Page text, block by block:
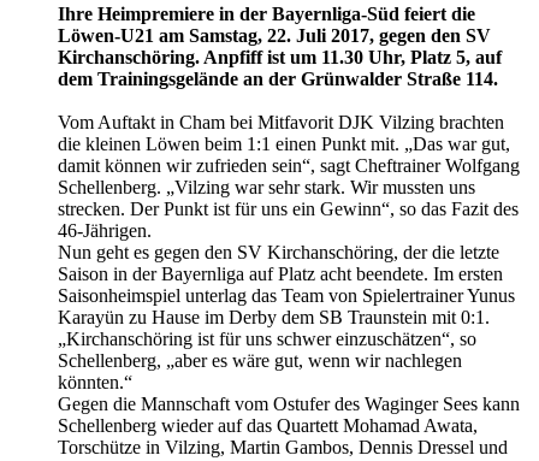
Ihre Heimpremiere in der Bayernliga-Süd feiert die
Löwen-U21 am Samstag, 22. Juli 2017, gegen den SV
Kirchanschöring. Anpfiff ist um 11.30 Uhr, Platz 5, auf
dem Trainingsgelände an der Grünwalder Straße 114.
Vom Auftakt in Cham bei Mitfavorit DJK Vilzing brachten
die kleinen Löwen beim 1:1 einen Punkt mit. „Das war gut,
damit können wir zufrieden sein“, sagt Cheftrainer Wolfgang
Schellenberg. „Vilzing war sehr stark. Wir mussten uns
strecken. Der Punkt ist für uns ein Gewinn“, so das Fazit des
46-Jährigen.
Nun geht es gegen den SV Kirchanschöring, der die letzte
Saison in der Bayernliga auf Platz acht beendete. Im ersten
Saisonheimspiel unterlag das Team von Spielertrainer Yunus
Karayün zu Hause im Derby dem SB Traunstein mit 0:1.
„Kirchanschöring ist für uns schwer einzuschätzen“, so
Schellenberg, „aber es wäre gut, wenn wir nachlegen
könnten.“
Gegen die Mannschaft vom Ostufer des Waginger Sees kann
Schellenberg wieder auf das Quartett Mohamad Awata,
Torschütze in Vilzing, Martin Gambos, Dennis Dressel und